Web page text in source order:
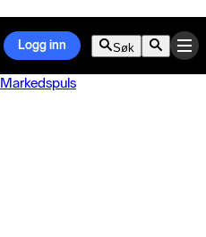
Logg inn Søk
Markedspuls